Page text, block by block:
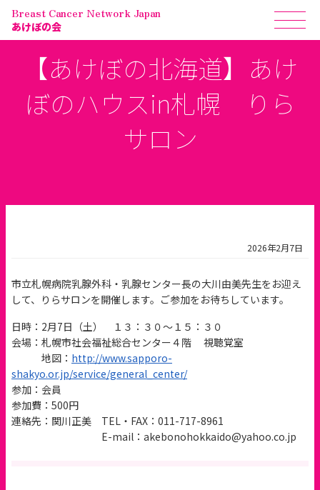
Breast Cancer Network Japan
あけぼの会
【あけぼの北海道】あけ
ぼのハウスin札幌 りら
サロン
2026年2月7日
市立札幌病院乳腺外科・乳腺センター長の大川由美先生をお迎え
して、りらサロンを開催します。ご参加をお待ちしています。
日時：2月7日（土） １３：３０～１５：３０
会場：札幌市社会福祉総合センター４階 視聴覚室
地図： http://www.sapporo-
shakyo.or.jp/service/general_center/
参加：会員
参加費：500円
連絡先：関川正美 TEL・FAX：011-717-8961
E-mail：akebonohokkaido@yahoo.co.jp